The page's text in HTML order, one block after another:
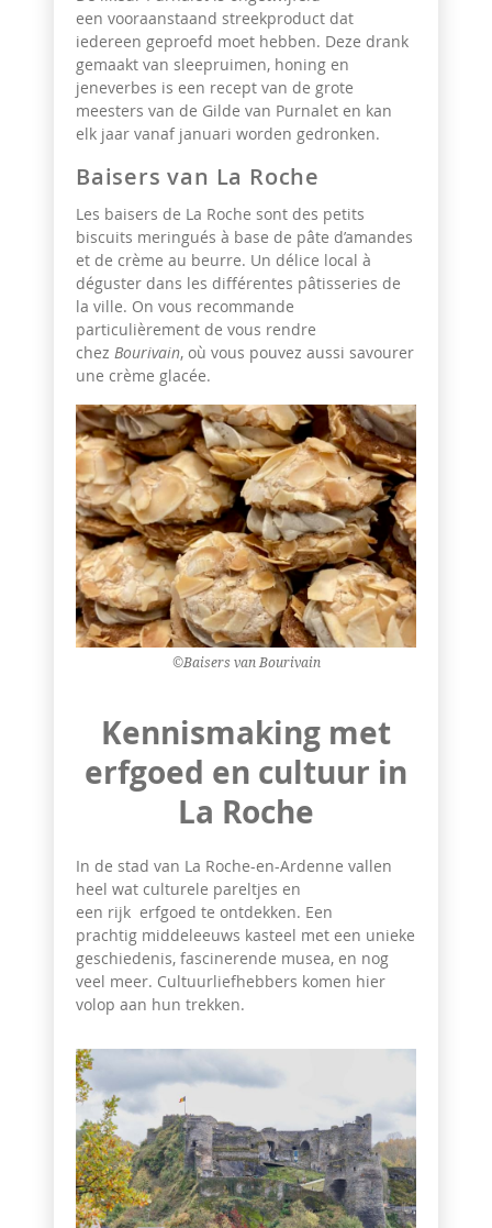
een vooraanstaand streekproduct dat
iedereen geproefd moet hebben. Deze drank
gemaakt van sleepruimen, honing en
jeneverbes is een recept van de grote
meesters van de Gilde van Purnalet en kan
elk jaar vanaf januari worden gedronken.
Baisers van La Roche
Les baisers de La Roche sont des petits
biscuits meringués à base de pâte d’amandes
et de crème au beurre. Un délice local à
déguster dans les différentes pâtisseries de
la ville. On vous recommande
particulièrement de vous rendre
chez Bourivain, où vous pouvez aussi savourer
une crème glacée.
©Baisers van Bourivain
Kennismaking met
erfgoed en cultuur in
La Roche
In de stad van La Roche-en-Ardenne vallen
heel wat culturele pareltjes en
een rijk erfgoed te ontdekken. Een
prachtig middeleeuws kasteel met een unieke
geschiedenis, fascinerende musea, en nog
veel meer. Cultuurliefhebbers komen hier
volop aan hun trekken.